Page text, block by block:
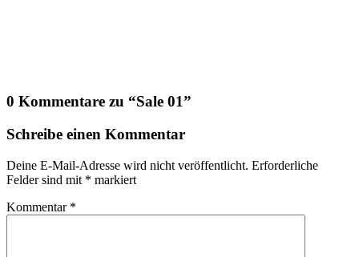
0 Kommentare zu “Sale 01”
Schreibe einen Kommentar
Deine E-Mail-Adresse wird nicht veröffentlicht. Erforderliche
Felder sind mit * markiert
Kommentar *